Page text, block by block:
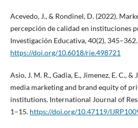
Acevedo, J., & Rondinel, D. (2022).
percepción de calidad en instituciones
Investigación Educativa, 40(2), 345–362.
https://doi.org/10.6018/rie.498721
Asio, J. M. R., Gadia, E., Jimenez, E. C., &
media marketing and brand equity of
institutions. International Journal of
1–15. https://doi.org/10.47119/